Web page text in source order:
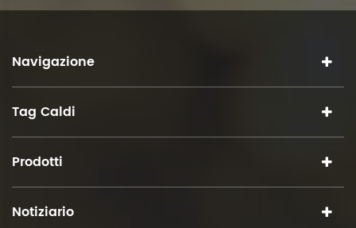
Navigazione
Tag Caldi
Prodotti
Notiziario